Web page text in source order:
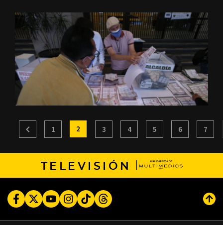
1 2 3 4 5 6 7
TELEVISIÓN
FacebookTwitterYoutubeInstagram
TikTokThreads